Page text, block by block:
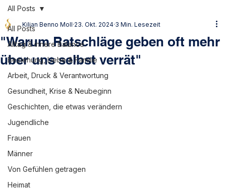
All Posts
Alltag & innere Balance
Beziehung, Liebe & Familie
Arbeit, Druck & Verantwortung
Gesundheit, Krise & Neubeginn
Geschichten, die etwas verändern
Jugendliche
Frauen
Männer
Von Gefühlen getragen
Heimat
All Posts
"Warum Ratschläge geben oft mehr
über uns selbst verrät"
Kilian Benno Moll 23. Okt. 2024 3 Min. Lesezeit